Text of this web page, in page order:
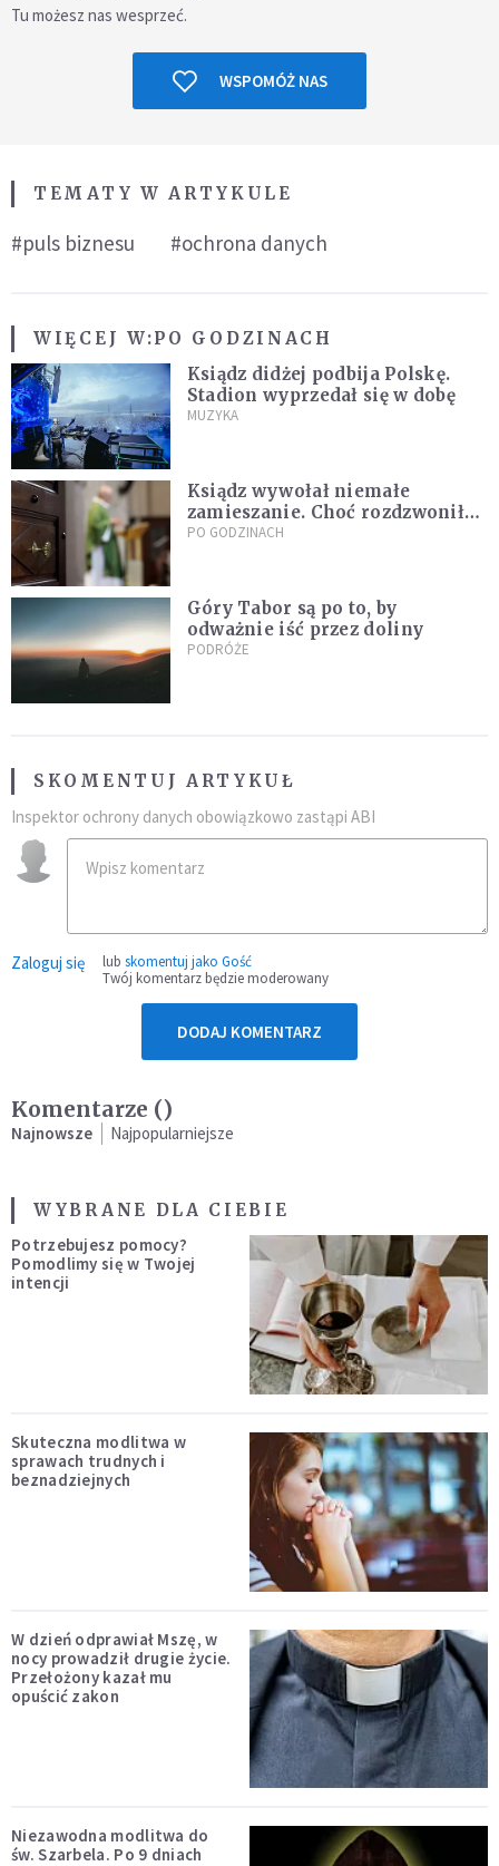
Tu możesz nas wesprzeć.
WSPOMÓŻ NAS
TEMATY W ARTYKULE
#puls biznesu #ochrona danych
WIĘCEJ W:PO GODZINACH
Ksiądz didżej podbija Polskę.
Stadion wyprzedał się w dobę
MUZYKA
Ksiądz wywołał niemałe
zamieszanie. Choć rozdzwoniły
się telefony z całego kraju,
PO GODZINACH
Góry Tabor są po to, by
odważnie iść przez doliny
PODRÓŻE
SKOMENTUJ ARTYKUŁ
Inspektor ochrony danych obowiązkowo zastąpi ABI
Zaloguj się lub skomentuj jako Gość
Twój komentarz będzie moderowany
DODAJ KOMENTARZ
Komentarze ()
Najnowsze Najpopularniejsze
WYBRANE DLA CIEBIE
Potrzebujesz pomocy?
Pomodlimy się w Twojej
intencji
Skuteczna modlitwa w
sprawach trudnych i
beznadziejnych
W dzień odprawiał Mszę, w
nocy prowadził drugie życie.
Przełożony kazał mu
opuścić zakon
Niezawodna modlitwa do
św. Szarbela. Po 9 dniach